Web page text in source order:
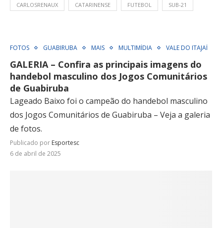
CARLOSRENAUX CATARINENSE FUTEBOL SUB-21
FOTOS GUABIRUBA MAIS MULTIMÍDIA VALE DO ITAJAÍ
GALERIA – Confira as principais imagens do
handebol masculino dos Jogos Comunitários
de Guabiruba
Lageado Baixo foi o campeão do handebol masculino
dos Jogos Comunitários de Guabiruba – Veja a galeria
de fotos.
Publicado por Esportesc
6 de abril de 2025